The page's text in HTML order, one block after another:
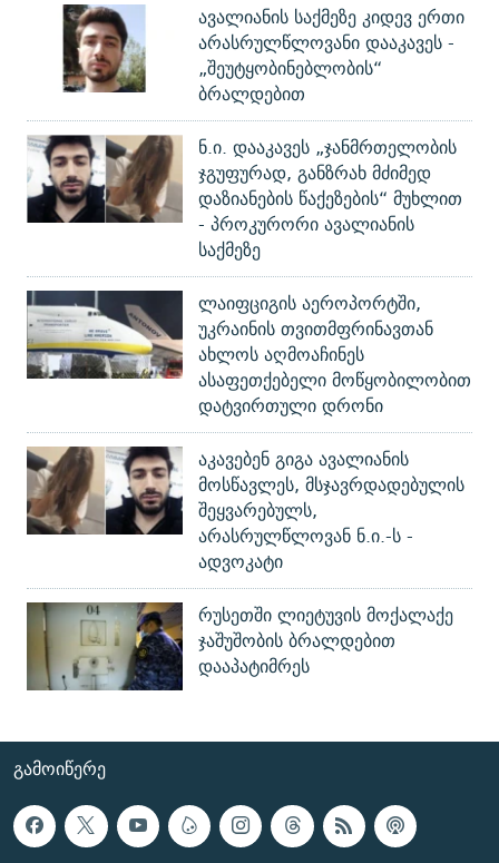
ავალიანის საქმეზე კიდევ ერთი
არასრულწლოვანი დააკავეს -
„შეუტყობინებლობის“
ბრალდებით
ნ.ი. დააკავეს „ჯანმრთელობის
ჯგუფურად, განზრახ მძიმედ
დაზიანების წაქეზების“ მუხლით
- პროკურორი ავალიანის
საქმეზე
ლაიფციგის აეროპორტში,
უკრაინის თვითმფრინავთან
ახლოს აღმოაჩინეს
ასაფეთქებელი მოწყობილობით
დატვირთული დრონი
აკავებენ გიგა ავალიანის
მოსწავლეს, მსჯავრდადებულის
შეყვარებულს,
არასრულწლოვან ნ.ი.-ს -
ადვოკატი
რუსეთში ლიეტუვის მოქალაქე
ჯაშუშობის ბრალდებით
დააპატიმრეს
ᲒᲐᲛᲝᲘᲬᲔᲠᲔ